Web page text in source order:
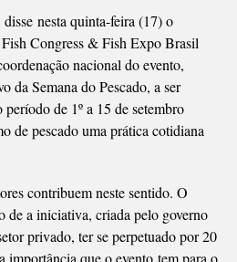
nesta quinta-feira (17) o
Congress & Fish Expo Brasil
nacional do evento,
da Semana do Pescado, a ser
de 1º a 15 de setembro
de pescado uma prática cotidiana
contribuem neste sentido. O
de a iniciativa, criada pelo governo
privado, ter se perpetuado por 20
importância que o evento tem para o